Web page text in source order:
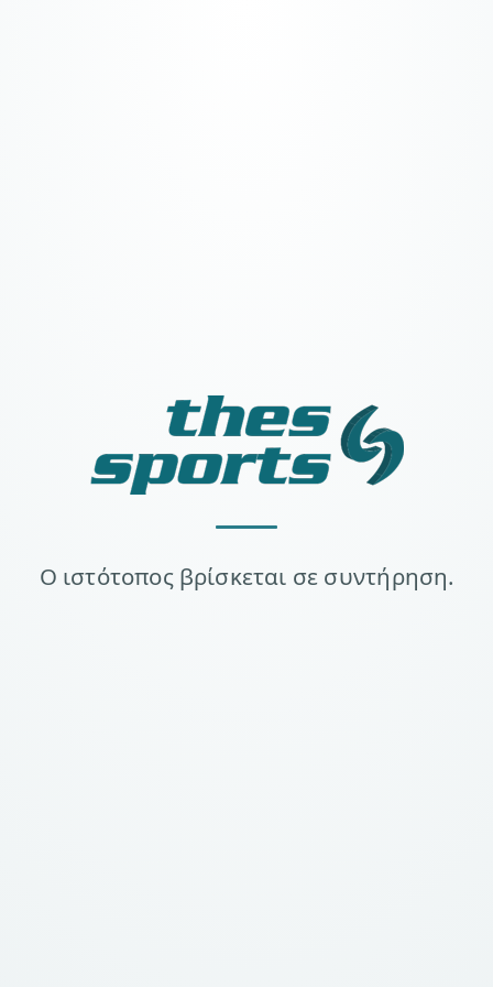
Ο ιστότοπος βρίσκεται σε συντήρηση.